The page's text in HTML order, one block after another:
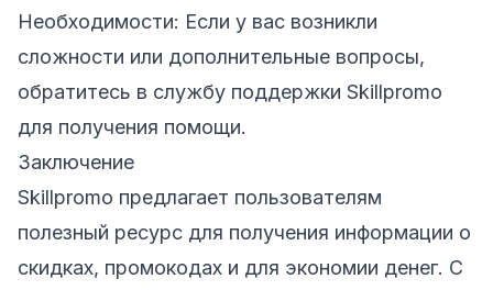
Необходимости: Если у вас возникли
сложности или дополнительные вопросы,
обратитесь в службу поддержки Skillpromo
для получения помощи.
Заключение
Skillpromo предлагает пользователям
полезный ресурс для получения информации о
скидках, промокодах и для экономии денег. С